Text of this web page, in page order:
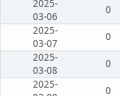
2025-
03-06
0
2025-
03-07
0
2025-
03-08
0
2025-
0